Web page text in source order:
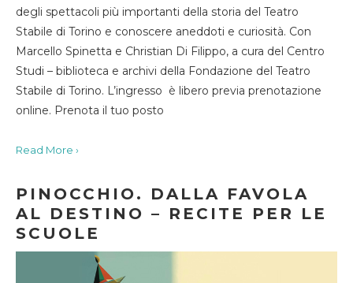
degli spettacoli più importanti della storia del Teatro
Stabile di Torino e conoscere aneddoti e curiosità. Con
Marcello Spinetta e Christian Di Filippo, a cura del Centro
Studi – biblioteca e archivi della Fondazione del Teatro
Stabile di Torino. L’ingresso è libero previa prenotazione
online. Prenota il tuo posto
Read More ›
PINOCCHIO. DALLA FAVOLA
AL DESTINO – RECITE PER LE
SCUOLE